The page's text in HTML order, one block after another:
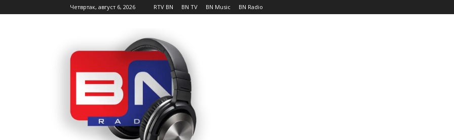
Четвртак, август 6, 2026 RTV BN BN TV BN Music BN Radio